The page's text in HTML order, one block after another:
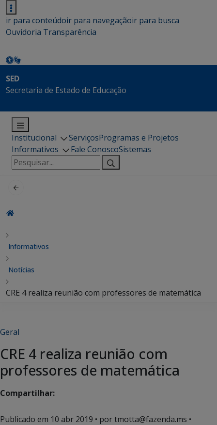
ir para conteúdoir para navegaçãoir para busca
Ouvidoria Transparência
SED
Secretaria de Estado de Educação
Institucional ServiçosProgramas e Projetos
Informativos
Fale ConoscoSistemas
Pesquisar
por:
Informativos
Notícias
CRE 4 realiza reunião com professores de matemática
Geral
CRE 4 realiza reunião com
professores de matemática
Compartilhar:
Publicado em 10 abr 2019 • por tmotta@fazenda.ms •